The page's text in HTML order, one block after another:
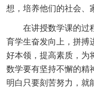
想，培养他们的社会、
在讲授数学课的过
育学生奋发向上，拼搏
好本领，提高素质，为
数学要有坚持不懈的精
明白只要刻苦努力，就